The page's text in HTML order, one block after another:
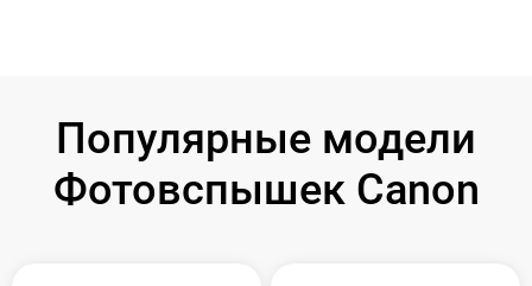
Популярные модели
Фотовспышек Canon